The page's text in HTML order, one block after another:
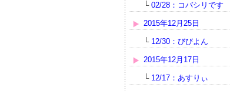
└ 02/28：コバシリです
2015年12月25日
└ 12/30：びびよん
2015年12月17日
└ 12/17：あすりぃ